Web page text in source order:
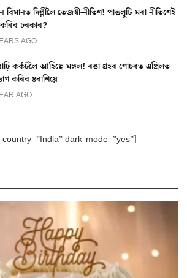
দিল্লীলৈ তেজস্বী-নীতিশ! পাভলুটি মৰা নীতিশেই
চৰকাৰ?
AGO
কৰ্কটলৈ আহিছে মঙ্গল! ৰঙা গ্ৰহৰ গোচৰত এপ্ৰিলত
কৰিব ৪ৰাশিয়ে
AGO
dark_mode=”yes”]